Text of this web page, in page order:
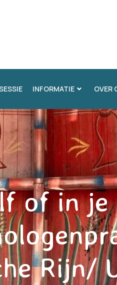
INFORMATIE OVER
of in je
Rijn/